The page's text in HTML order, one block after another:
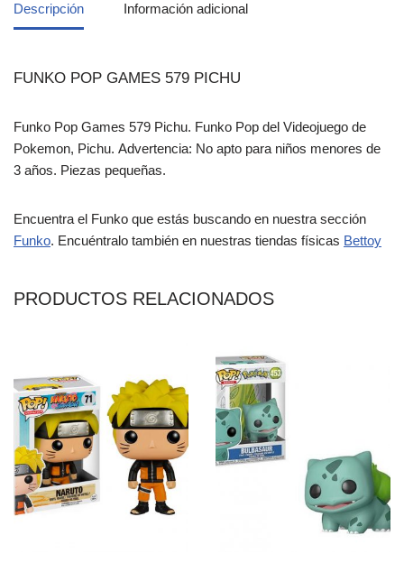
Descripción Información adicional
FUNKO POP GAMES 579 PICHU
Funko Pop Games 579 Pichu. Funko Pop del Videojuego de
Pokemon, Pichu. Advertencia: No apto para niños menores de
3 años. Piezas pequeñas.
Encuentra el Funko que estás buscando en nuestra sección
Funko. Encuéntralo también en nuestras tiendas físicas Bettoy
PRODUCTOS RELACIONADOS